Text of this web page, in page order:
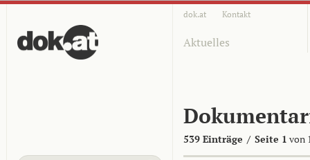
dok.at Kontakt
Aktuelles
539 Einträge / Seite 1 von